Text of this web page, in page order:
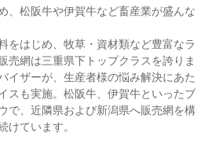
、松阪牛や伊賀牛など畜産業が盛んな
をはじめ、牧草・資材類など豊富なラ
売網は三重県下トップクラスを誇りま
イザーが、生産者様の悩み解決にあた
スも実施。松阪牛、伊賀牛といったブ
で、近隣県および新潟県へ販売網を構
けています。